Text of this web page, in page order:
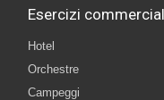
Esercizi
Hotel
Orchestre
Campeggi